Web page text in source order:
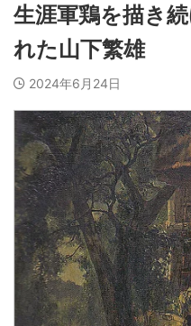
生涯軍鶏を描き
れた山下繁雄
2024年6月24日